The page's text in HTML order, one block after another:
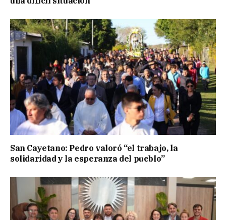
San Cayetano: Pedro valoró “el trabajo, la
solidaridad y la esperanza del pueblo”